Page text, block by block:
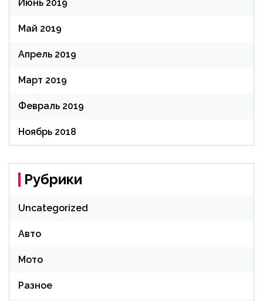
Июнь 2019
Май 2019
Апрель 2019
Март 2019
Февраль 2019
Ноябрь 2018
Рубрики
Uncategorized
Авто
Мото
Разное